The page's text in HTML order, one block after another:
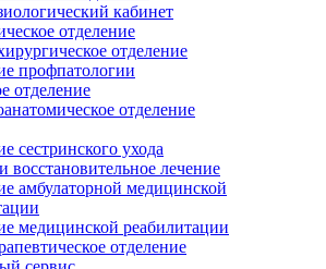
кабинет
отделение
отделение
профпатологии
отделение
отделение
сестринского ухода
восстановительное лечение
амбулаторной медицинской
медицинской реабилитации
отделение